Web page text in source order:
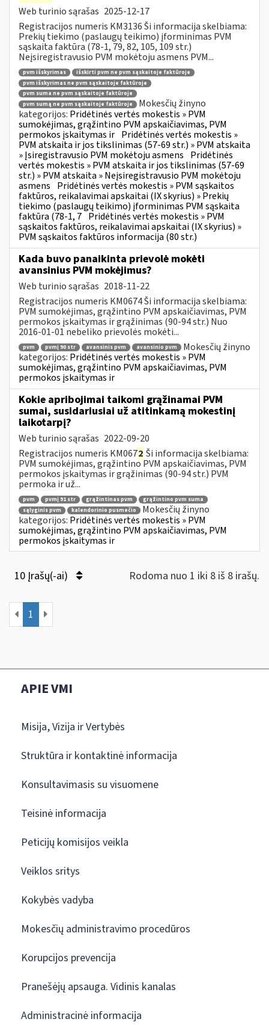
Web turinio sąrašas 2025-12-17
Registracijos numeris KM3136 Ši informacija skelbiama:
Prekių tiekimo (paslaugų teikimo) įforminimas PVM
sąskaita faktūra (78-1, 79, 82, 105, 109 str.)
Neįsiregistravusio PVM mokėtoju asmens PVM...
pvm išskyrimas
išskirti pvm ne pvm sąskaitoje faktūroje
pvm išskyrimas ne pvm sąskaitoje faktūroje
pvm suma ne pvm sąskaitoje faktūroje
pvm sumą ne pvm sąskaitoje faktūroje
Mokesčių žinyno
kategorijos: Pridėtinės vertės mokestis » PVM
sumokėjimas, grąžintino PVM apskaičiavimas, PVM
permokos įskaitymas ir Pridėtinės vertės mokestis »
PVM atskaita ir jos tikslinimas (57-69 str.) » PVM atskaita
» Įsiregistravusio PVM mokėtoju asmens Pridėtinės
vertės mokestis » PVM atskaita ir jos tikslinimas (57-69
str.) » PVM atskaita » Neįsiregistravusio PVM mokėtoju
asmens Pridėtinės vertės mokestis » PVM sąskaitos
faktūros, reikalavimai apskaitai (IX skyrius) » Prekių
tiekimo (paslaugų teikimo) įforminimas PVM sąskaita
faktūra (78-1, 7 Pridėtinės vertės mokestis » PVM
sąskaitos faktūros, reikalavimai apskaitai (IX skyrius) »
PVM sąskaitos faktūros informacija (80 str.)
Kada buvo panaikinta prievolė mokėti
avansinius PVM mokėjimus?
Web turinio sąrašas 2018-11-22
Registracijos numeris KM0674 Ši informacija skelbiama:
PVM sumokėjimas, grąžintino PVM apskaičiavimas, PVM
permokos įskaitymas ir grąžinimas (90-94 str.) Nuo
2016-01-01 nebeliko prievolės mokėti...
pvm pvmį 90 str avansinis pvm avansinio pvm
Mokesčių žinyno
kategorijos: Pridėtinės vertės mokestis » PVM
sumokėjimas, grąžintino PVM apskaičiavimas, PVM
permokos įskaitymas ir
Kokie apribojimai taikomi grąžinamai PVM
sumai, susidariusiai už atitinkamą mokestinį
laikotarpį?
Web turinio sąrašas 2022-09-20
Registracijos numeris KM0672 Ši informacija skelbiama:
PVM sumokėjimas, grąžintino PVM apskaičiavimas, PVM
permokos įskaitymas ir grąžinimas (90-94 str.) PVM
permoka ir už...
pvm pvmį 91 str grąžintinas pvm
grąžintino pvm suma
sąlyginis pvm
kalendorinio pusmečio
Mokesčių žinyno
kategorijos: Pridėtinės vertės mokestis » PVM
sumokėjimas, grąžintino PVM apskaičiavimas, PVM
permokos įskaitymas ir
10 Įrašų(-ai) Rodoma nuo 1 iki 8 iš 8 irašų.
1
APIE VMI
Misija, Vizija ir Vertybės
Struktūra ir kontaktinė informacija
Konsultavimasis su visuomene
Teisinė informacija
Peticijų komisijos veikla
Veiklos sritys
Kokybės vadyba
Mokesčių administravimo procedūros
Korupcijos prevencija
Pranešėjų apsauga. Vidinis kanalas
Administracinė informacija